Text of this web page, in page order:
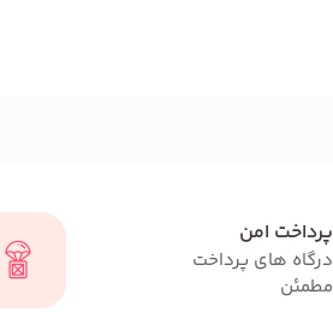
پرداخت امن
درگاه های پرداخت
مطمئن